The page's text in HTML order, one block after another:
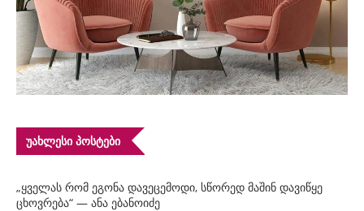
ᲣᲐᲮᲚᲔᲡᲘ ᲞᲝᲡᲢᲔᲑᲘ
„ყველას რომ ეგონა დავეცემოდი, სწორედ მაშინ დავიწყე
ცხოვრება“ — ანა ებანოიძე